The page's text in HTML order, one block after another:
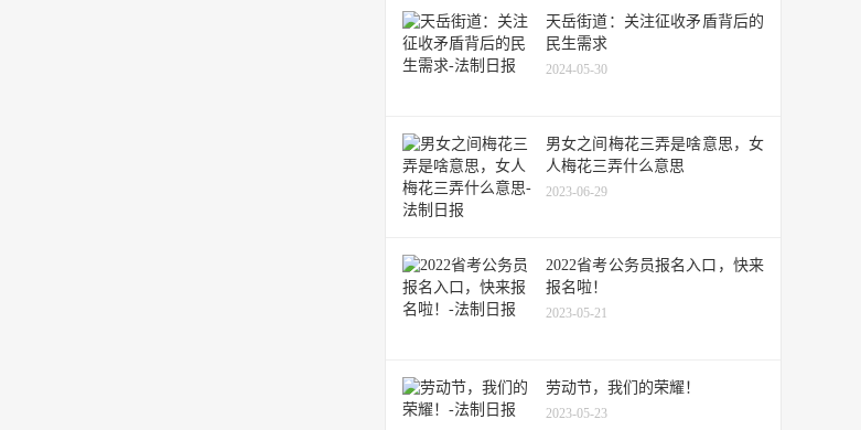
天岳街道：关注征收矛盾背后的
民生需求
2024-05-30
男女之间梅花三弄是啥意思，女
人梅花三弄什么意思
2023-06-29
2022省考公务员报名入口，快来
报名啦！
2023-05-21
劳动节，我们的荣耀！
2023-05-23